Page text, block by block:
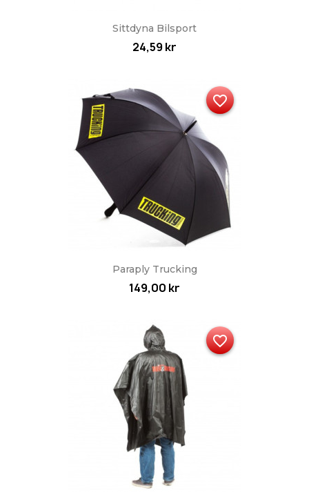
Sittdyna Bilsport
24,59 kr
Paraply Trucking
149,00 kr
favorite_border
favorite_border